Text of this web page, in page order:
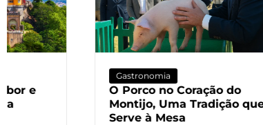
O Porco no Coração do
Montijo, Uma Tradição que se
Serve à Mesa